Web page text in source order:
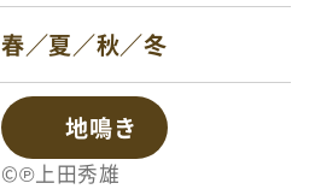
春／夏／秋／冬
地鳴き
©℗上田秀雄